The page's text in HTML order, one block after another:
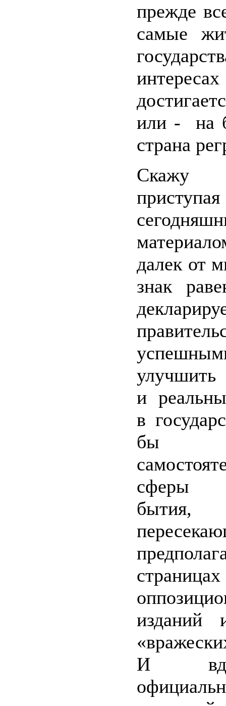
прежде
самые
или - на
страна
Скажу
далек от
знак
и
в
бы
сферы
бытия,
страницах
изданий
И